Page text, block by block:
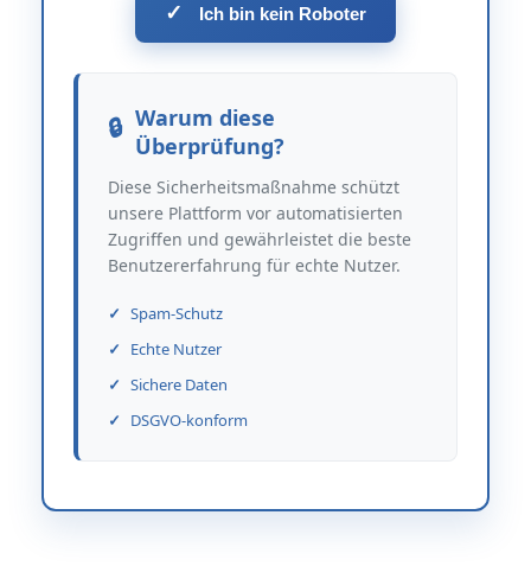
✓ Ich bin kein Roboter
Warum diese
Überprüfung?
Diese Sicherheitsmaßnahme schützt
unsere Plattform vor automatisierten
Zugriffen und gewährleistet die beste
Benutzererfahrung für echte Nutzer.
Spam-Schutz
Echte Nutzer
Sichere Daten
DSGVO-konform